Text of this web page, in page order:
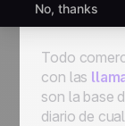
Todo
con las
son la base
diario de